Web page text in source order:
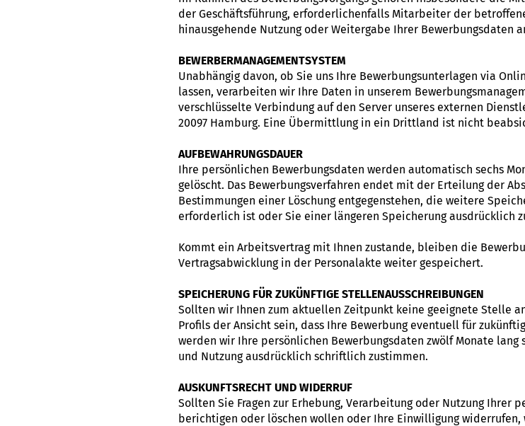
der Geschäftsführung, erforderlichenfalls Mitarbeiter der
hinausgehende Nutzung oder Weitergabe Ihrer Bewerbungsdaten
BEWERBERMANAGEMENTSYSTEM
Unabhängig davon, ob Sie uns Ihre Bewerbungsunterlagen via
lassen, verarbeiten wir Ihre Daten in unserem
verschlüsselte Verbindung auf den Server unseres externen
20097 Hamburg. Eine Übermittlung in ein Drittland ist nicht
AUFBEWAHRUNGSDAUER
Ihre persönlichen Bewerbungsdaten werden automatisch sechs
gelöscht. Das Bewerbungsverfahren endet mit der Erteilung der
Bestimmungen einer Löschung entgegenstehen, die weitere
erforderlich ist oder Sie einer längeren Speicherung ausdrücklich
Kommt ein Arbeitsvertrag mit Ihnen zustande, bleiben die
Vertragsabwicklung in der Personalakte weiter gespeichert.
SPEICHERUNG FÜR ZUKÜNFTIGE STELLENAUSSCHREIBUNGEN
Sollten wir Ihnen zum aktuellen Zeitpunkt keine geeignete Stelle
Profils der Ansicht sein, dass Ihre Bewerbung eventuell für
werden wir Ihre persönlichen Bewerbungsdaten zwölf Monate
und Nutzung ausdrücklich schriftlich zustimmen.
AUSKUNFTSRECHT UND WIDERRUF
Sollten Sie Fragen zur Erhebung, Verarbeitung oder Nutzung Ihrer
berichtigen oder löschen wollen oder Ihre Einwilligung widerrufen,